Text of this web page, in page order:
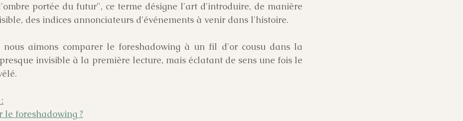
portée du futur", ce terme désigne l'art d'introduire, de manière
des indices annonciateurs d'événements à venir dans l'histoire.
nous aimons comparer le foreshadowing à un fil d'or cousu dans la
invisible à la première lecture, mais éclatant de sens une fois le
le foreshadowing ?